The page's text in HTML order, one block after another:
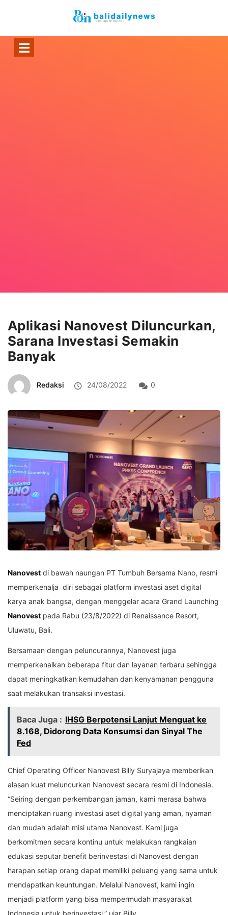
Aplikasi Nanovest Diluncurkan,
Sarana Investasi Semakin
Banyak
Redaksi 24/08/2022 0
Nanovest di bawah naungan PT Tumbuh Bersama Nano, resmi
memperkenalja diri sebagai platform investasi aset digital
karya anak bangsa, dengan menggelar acara Grand Launching
Nanovest pada Rabu (23/8/2022) di Renaissance Resort,
Uluwatu, Bali.
Bersamaan dengan peluncurannya, Nanovest juga
memperkenalkan beberapa fitur dan layanan terbaru sehingga
dapat meningkatkan kemudahan dan kenyamanan pengguna
saat melakukan transaksi investasi.
Baca Juga : IHSG Berpotensi Lanjut Menguat ke
8.168, Didorong Data Konsumsi dan Sinyal The
Fed
Chief Operating Officer Nanovest Billy Suryajaya memberikan
alasan kuat meluncurkan Nanovest secara resmi di Indonesia.
“Seiring dengan perkembangan jaman, kami merasa bahwa
menciptakan ruang investasi aset digital yang aman, nyaman
dan mudah adalah misi utama Nanovest. Kami juga
berkomitmen secara kontinu untuk melakukan rangkaian
edukasi seputar benefit berinvestasi di Nanovest dengan
harapan setiap orang dapat memiliki peluang yang sama untuk
mendapatkan keuntungan. Melalui Nanovest, kami ingin
menjadi platform yang bisa mempermudah masyarakat
Indonesia untuk berinvestasi,” ujar Billy.